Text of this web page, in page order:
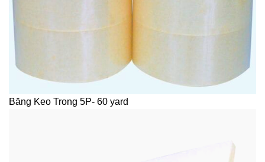
Băng Keo Trong 5P- 60 yard